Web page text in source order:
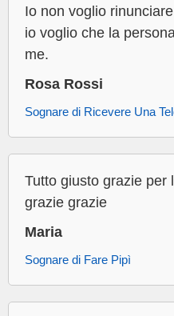
Io non voglio
io voglio che la
me.
Rosa Rossi
Sognare di Ricevere Una
Tutto giusto grazie per
grazie grazie
Maria
Sognare di Fare Pipì